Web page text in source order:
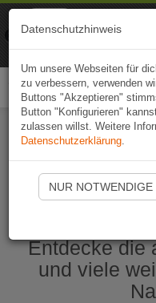
Entdecke die
und viele
Datenschutzhinweis
Um unsere Webseiten für
zu verbessern, verwenden
Buttons "Akzeptieren"
Button "Konfigurieren"
zulassen willst. Weitere
Datenschutzerklärung.
NUR NOTWENDIGE
Naviki